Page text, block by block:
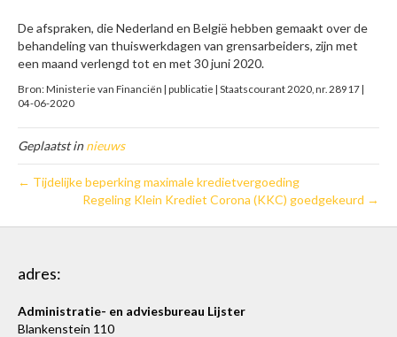
De afspraken, die Nederland en België hebben gemaakt over de
behandeling van thuiswerkdagen van grensarbeiders, zijn met
een maand verlengd tot en met 30 juni 2020.
Bron: Ministerie van Financiën | publicatie | Staatscourant 2020, nr. 28917 |
04-06-2020
Geplaatst innieuws
← Tijdelijke beperking maximale kredietvergoeding
Regeling Klein Krediet Corona (KKC) goedgekeurd →
adres:
Administratie- en adviesbureau Lijster
Blankenstein 110